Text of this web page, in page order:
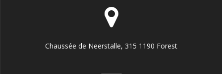
Chaussée de Neerstalle, 315 1190 Forest